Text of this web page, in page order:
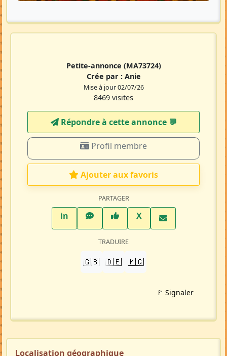
Petite-annonce (MA73724)
Crée par : Anie
Mise à jour 02/07/26
8469 visites
Répondre à cette annonce 💬​
Profil membre
Ajouter aux favoris
PARTAGER
inLinkedInWhatsAppFacebook
XTwitter X
TRADUIRE
🇬🇧 🇩🇪 🇲🇬
🚩 Signaler
Localisation géographique